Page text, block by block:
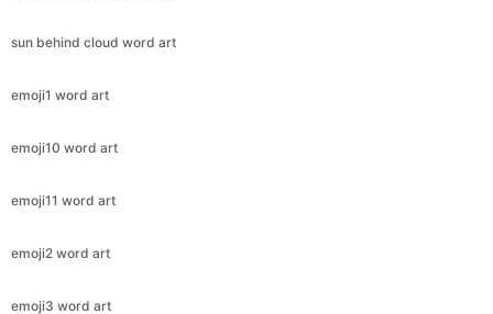
sun behind cloud word art
emoji1 word art
emoji10 word art
emoji11 word art
emoji2 word art
emoji3 word art